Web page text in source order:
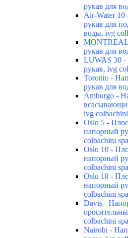
рукав для
Air-Water 10
рукав для
воды, ivg
рукав для
LUWAS 30 -
рукав, ivg
Toronto -
рукав для
Amburgo -
ivg
Oslo 5 -
напорный
colbachini spa
Oslo 10 -
напорный
colbachini spa
Oslo 18 -
напорный
colbachini spa
Davis -
colbachini spa
Nairobi -